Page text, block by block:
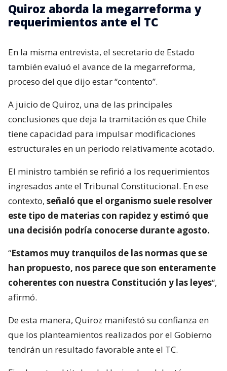
Quiroz aborda la megarreforma y
requerimientos ante el TC
En la misma entrevista, el secretario de Estado
también evaluó el avance de la megarreforma,
proceso del que dijo estar “contento”.
A juicio de Quiroz, una de las principales
conclusiones que deja la tramitación es que Chile
tiene capacidad para impulsar modificaciones
estructurales en un periodo relativamente acotado.
El ministro también se refirió a los requerimientos
ingresados ante el Tribunal Constitucional. En ese
contexto, señaló que el organismo suele resolver
este tipo de materias con rapidez y estimó que
una decisión podría conocerse durante agosto.
“Estamos muy tranquilos de las normas que se
han propuesto, nos parece que son enteramente
coherentes con nuestra Constitución y las leyes“,
afirmó.
De esta manera, Quiroz manifestó su confianza en
que los planteamientos realizados por el Gobierno
tendrán un resultado favorable ante el TC.